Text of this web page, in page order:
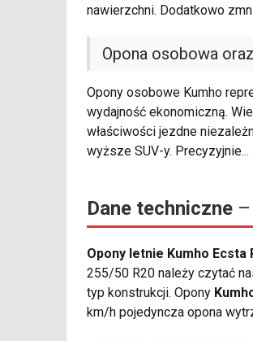
nawierzchni. Dodatkowo
Opona osobowa
Opony osobowe Kumho
wydajność ekonomiczną.
właściwości jezdne
wyższe SUV-y. Precyzyjnie...
Dane techniczne
Opony letnie Kumho Ecsta
255/50 R20 należy czytać
typ konstrukcji. Opony
km/h pojedyncza opona